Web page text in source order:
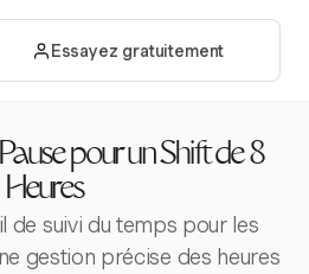
Essayez gratuitement
pour un Shift de 8
Heures
de suivi du temps pour les
gestion précise des heures